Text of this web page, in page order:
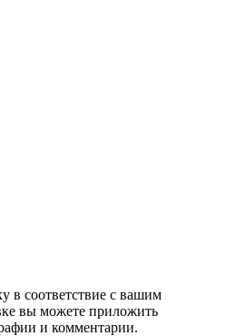
в соответствие с вашим
вы можете приложить
и комментарии.